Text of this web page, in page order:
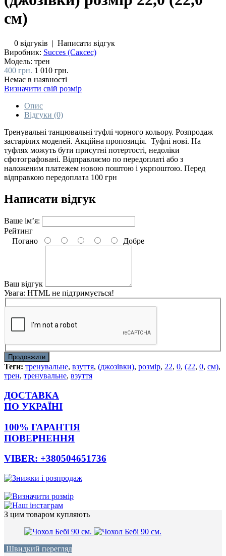
см)
0 відгуків | Написати відгук
Виробник: Succes (Саксес)
Модель: трен
400 грн. 1 010 грн.
Немає в наявності
Визначити свій розмір
Опис
Відгуки (0)
Тренувальні танцювальні туфлі чорного кольору. Розпродаж
застарілих моделей. Акційна пропозиція. Туфлі нові. На
туфлях можуть бути присутні потертості, недоліки
сфотографовані. Відправляємо по передоплаті або з
наложеним платежем новою поштою і укрпоштою. Перед
відправкою передоплата 100 грн
Написати відгук
Ваше ім’я:
Рейтинг
Погано
Добре
Ваш відгук
Увага: HTML не підтримується!
Продовжити
Теги: тренувальне, взуття, (джозівки), розмір, 22, 0, (22, 0, см),
трен, тренувальне, взуття
ДОСТАВКА
ПО УКРАЇНІ
100% ГАРАНТІЯ
ПОВЕРНЕННЯ
VIBER: +380504651736
З цим товаром купляють
Швидкий перегляд